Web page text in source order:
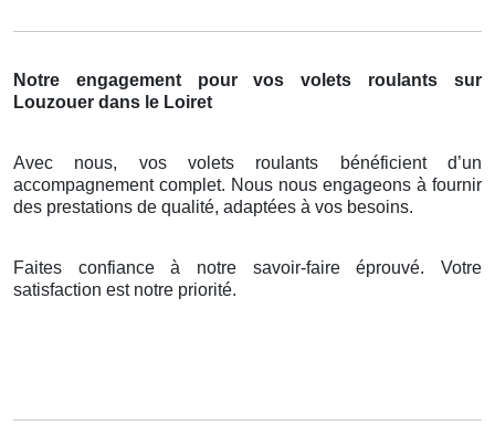
Notre engagement pour vos volets roulants sur
Louzouer dans le Loiret
Avec nous, vos volets roulants bénéficient d’un
accompagnement complet. Nous nous engageons à fournir
des prestations de qualité, adaptées à vos besoins.
Faites confiance à notre savoir-faire éprouvé. Votre
satisfaction est notre priorité.